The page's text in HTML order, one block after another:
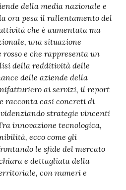
della media nazionale e
ora pesa il rallentamento del
che è aumentata ma
una situazione
e che rappresenta un
della redditività delle
delle aziende della
ai servizi, il report
raccontacasi concretidi
strategie vincenti
innovazione tecnologica,
ecco come gli
le sfide del mercato
e dettagliata della
con numeri e